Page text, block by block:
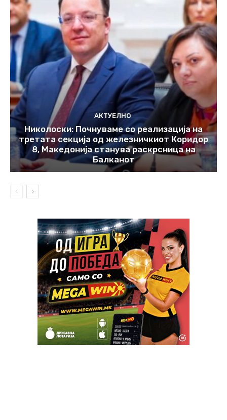
АКТУЕЛНО
Николоски: Почнуваме со реализација на
третата секција од железничкиот Коридор
8, Македонија станува раскрсница на
Балканот